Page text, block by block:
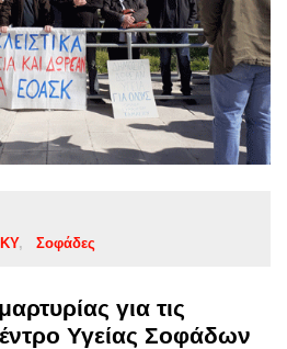
ΚΥ Σοφάδες
για τις
Υγείας Σοφάδων